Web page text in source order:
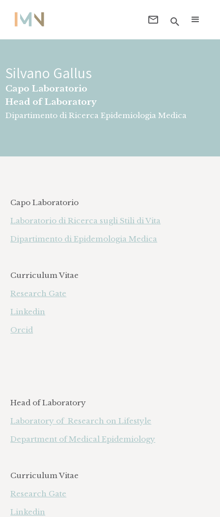
Silvano Gallus
Capo Laboratorio
Head of Laboratory
Dipartimento di Ricerca Epidemiologia Medica
Capo Laboratorio
Laboratorio di Ricerca sugli Stili di Vita
Dipartimento di Epidemologia Medica
Curriculum Vitae
Research Gate
Linkedin
Orcid
Head of Laboratory
Laboratory of Research on Lifestyle
Department of Medical Epidemiology
Curriculum Vitae
Research Gate
Linkedin